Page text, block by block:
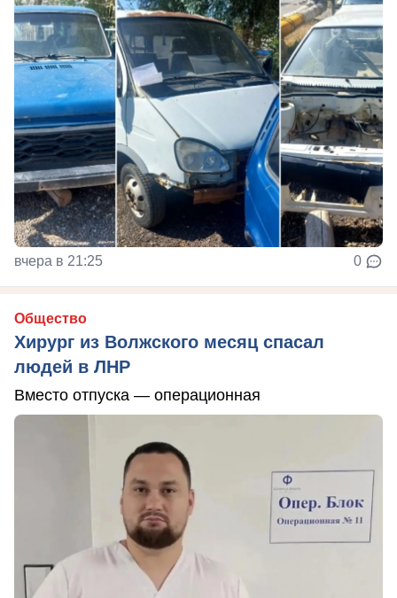
вчера в 21:25 0
Общество
Хирург из Волжского месяц спасал
людей в ЛНР
Вместо отпуска — операционная